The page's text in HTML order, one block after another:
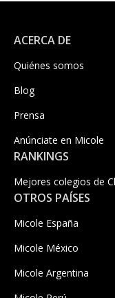
ACERCA DE
Quiénes somos
Blog
Prensa
Anúnciate en Micole
RANKINGS
Mejores colegios de
OTROS PAÍSES
Micole España
Micole México
Micole Argentina